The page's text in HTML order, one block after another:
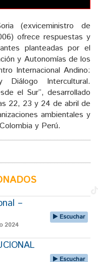
(exviceministro de
ofrece respuestas y
planteadas por el
y Autonomías de los
Internacional Andino:
Diálogo Intercultural.
el Sur”, desarrollado
22, 23 y 24 de abril de
ambientales y
y Perú.
–
2024
Escuchar
Escuchar